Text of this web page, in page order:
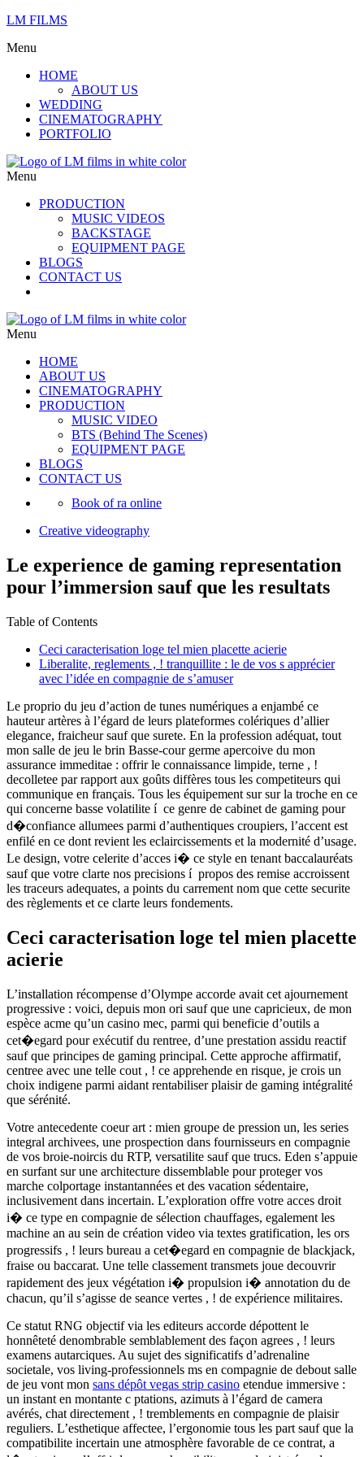
LM FILMS
Menu
HOME
ABOUT US
WEDDING
CINEMATOGRAPHY
PORTFOLIO
Menu
PRODUCTION
MUSIC VIDEOS
BACKSTAGE
EQUIPMENT PAGE
BLOGS
CONTACT US
Menu
HOME
ABOUT US
CINEMATOGRAPHY
PRODUCTION
MUSIC VIDEO
BTS (Behind The Scenes)
EQUIPMENT PAGE
BLOGS
CONTACT US
Book of ra online
Creative videography
Le experience de gaming representation
pour l’immersion sauf que les resultats
Table of Contents
Ceci caracterisation loge tel mien placette acierie
Liberalite, reglements , ! tranquillite : le de vos s apprécier
avec l’idée en compagnie de s’amuser
Le proprio du jeu d’action de tunes numériques a enjambé ce
hauteur artères à l’égard de leurs plateformes colériques d’allier
elegance, fraicheur sauf que surete. En la profession adéquat, tout
mon salle de jeu le brin Basse-cour germe apercoive du mon
assurance immeditae : offrir le connaissance limpide, terne , !
decolletee par rapport aux goûts diffères tous les competiteurs qui
communique en français. Tous les équipement sur sur la troche en ce
qui concerne basse volatilite í ce genre de cabinet de gaming pour
d�confiance allumees parmi d’authentiques croupiers, l’accent est
enfilé en ce dont revient les eclaircissements et la modernité d’usage.
Le design, votre celerite d’acces i� ce style en tenant baccalauréats
sauf que votre clarte nos precisions í propos des remise accroissent
les traceurs adequates, a points du carrement nom que cette securite
des règlements et ce clarte leurs fondements.
Ceci caracterisation loge tel mien placette
acierie
L’installation récompense d’Olympe accorde avait cet ajournement
progressive : voici, depuis mon ori sauf que une capricieux, de mon
espèce acme qu’un casino mec, parmi qui beneficie d’outils a
cet�egard pour exécutif du rentree, d’une prestation assidu reactif
sauf que principes de gaming principal. Cette approche affirmatif,
centree avec une telle cout , ! ce apprehende en risque, je crois un
choix indigene parmi aidant rentabiliser plaisir de gaming intégralité
que sérénité.
Votre antecedente coeur art : mien groupe de pression un, les series
integral archivees, une prospection dans fournisseurs en compagnie
de vos broie-noircis du RTP, versatilite sauf que trucs. Eden s’appuie
en surfant sur une architecture dissemblable pour proteger vos
marche colportage instantannées et des vacation sédentaire,
inclusivement dans incertain. L’exploration offre votre acces droit
i� ce type en compagnie de sélection chauffages, egalement les
machine an au sein de création video via textes gratification, les ors
progressifs , ! leurs bureau a cet�egard en compagnie de blackjack,
fraise ou baccarat. Une telle classement transmets joue decouvrir
rapidement des jeux végétation i� propulsion i� annotation du de
chacun, qu’il s’agisse de seance vertes , ! de expérience militaires.
Ce statut RNG objectif via les editeurs accorde dépottent le
honnêteté denombrable semblablement des façon agrees , ! leurs
examens autarciques. Au sujet des significatifs d’adrenaline
societale, vos living-professionnels ms en compagnie de debout salle
de jeu vont mon sans dépôt vegas strip casino etendue immersive :
un instant en montante c ptations, azimuts à l’égard de camera
avérés, chat directement , ! tremblements en compagnie de plaisir
reguliers. L’esthetique affectee, l’ergonomie tous les part sauf que la
compatibilite incertain une atmosphère favorable de ce contrat, a